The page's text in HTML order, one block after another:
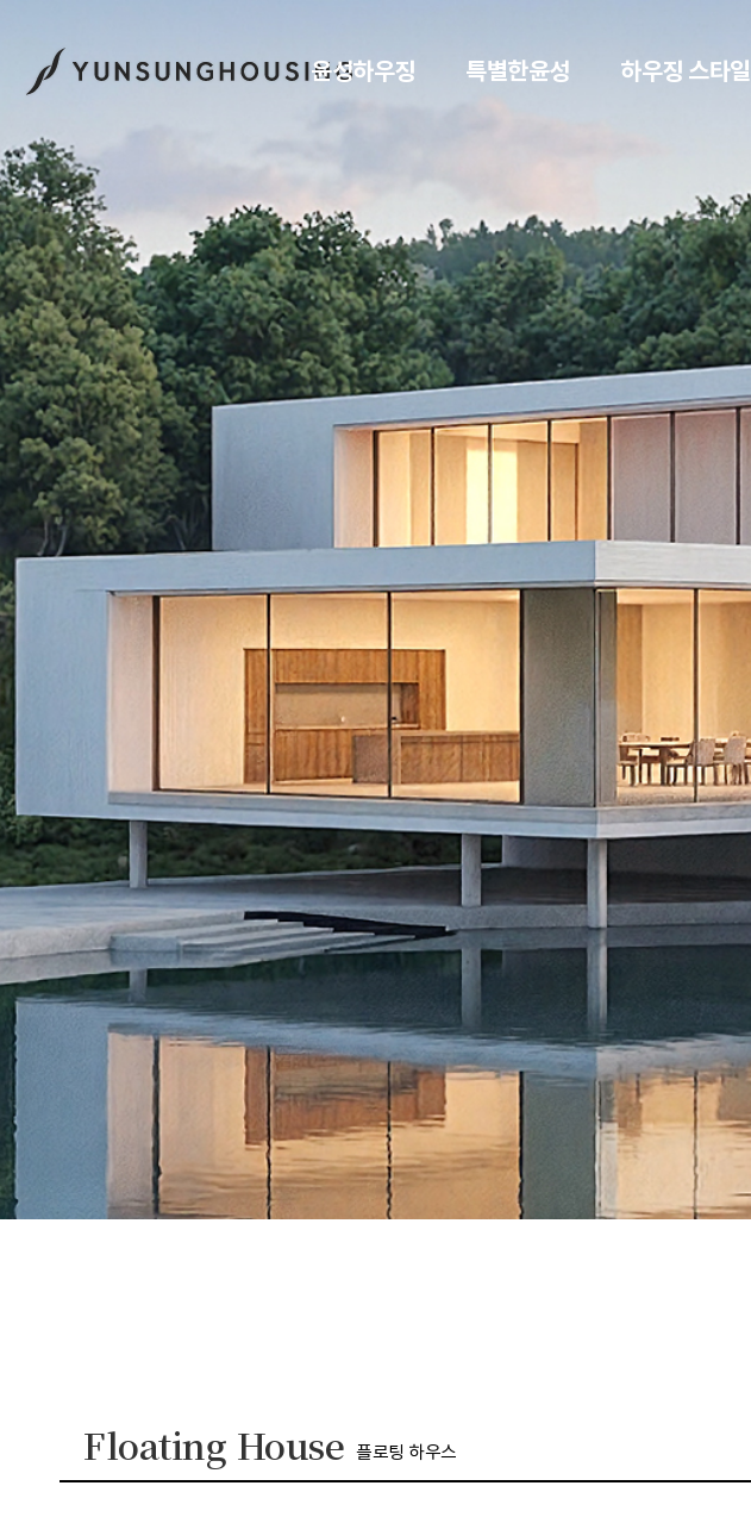
윤성하우징 특별한윤성 하우징 스타일
Floating House 플로팅 하우스